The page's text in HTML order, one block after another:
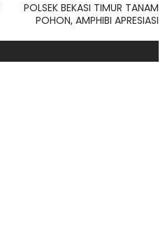
POLSEK BEKASI TIMUR TANAM
POHON, AMPHIBI APRESIASI